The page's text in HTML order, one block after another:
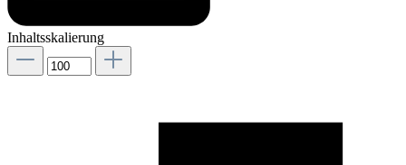
Inhaltsskalierung